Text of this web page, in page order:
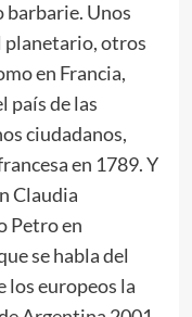
barbarie. Unos
planetario, otros
en Francia,
país de las
ciudadanos,
en 1789. Y
Claudia
Petro en
se habla del
los europeos la